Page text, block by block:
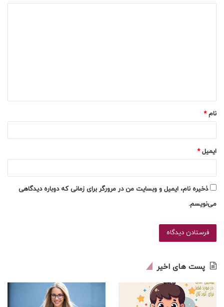
*
نام*
ایمیل*
ذخیره نام، ایمیل و وبسایت من در مرورگر برای زمانی که دوباره دیدگاهی
می‌نویسم.
پست های اخیر